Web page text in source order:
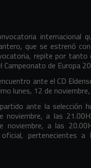
internacional
que se estrenó
repite por
de Europa
ante el CD
lunes, 12 de
ante la selección
a las
noviembre, a las
pertenecientes